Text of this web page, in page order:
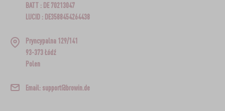
BATT : DE 70213047
LUCID : DE3588454264438
Pryncypalna 129/141
93-373 Łódź
Polen
Email: support@browin.de